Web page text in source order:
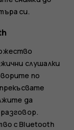
си.
слушалки
по
да
с Bluetooth